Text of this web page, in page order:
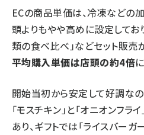
ECの商品単価は、冷凍などの
頭よりもやや高めに設定してお
類の食べ比べ」などセット販売
平均購入単価は店頭の約4倍
開始当初から安定して好調な
「モスチキン」と「オニオンフラ
あり、ギフトでは「ライスバーガ